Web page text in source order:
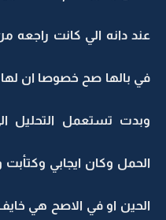
عند دانه الي كانت راجعه
في بالها صح خصوصا ان
وبدت تستعمل التحليل
الحمل وكان ايجابي
الحين او في الاصح هي